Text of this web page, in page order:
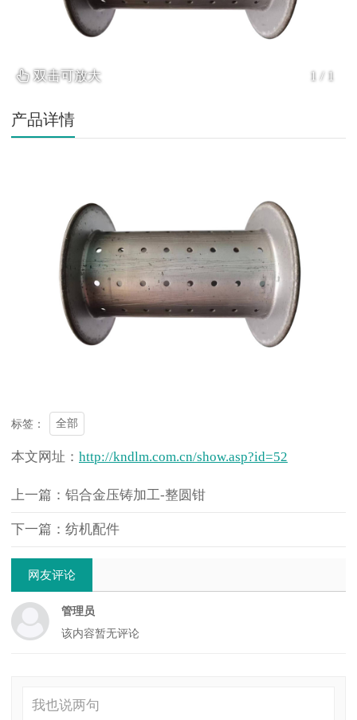
1 / 1
双击可放大
产品详情
标签： 全部
本文网址： http://kndlm.com.cn/show.asp?id=52
上一篇：铝合金压铸加工-整圆钳
下一篇：纺机配件
网友评论
管理员
该内容暂无评论